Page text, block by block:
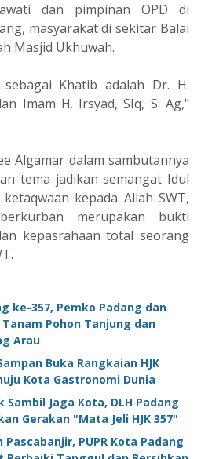
dan pimpinan OPD di
masyarakat di sekitar Balai
Masjid Ukhuwah.
Khatib adalah Dr. H.
Imam H. Irsyad, SIq, S. Ag,"
Algamar dalam sambutannya
tema jadikan semangat Idul
kepada Allah SWT,
merupakan bukti
kepasrahaan total seorang
ke-357, Pemko Padang dan
Pohon Tanjung dan
Arau
Buka Rangkaian HJK
Kota Gastronomi Dunia
Sambil Jaga Kota, DLH Padang
Gerakan "Mata Jeli HJK 357"
PUPR Kota Padang